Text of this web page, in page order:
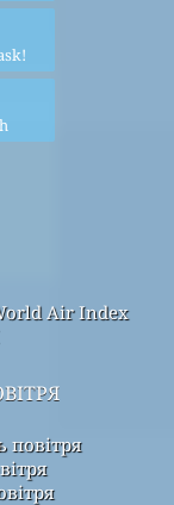
Air Index
повітря